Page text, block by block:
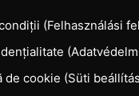
(Felhasználási
de cookie (Süti